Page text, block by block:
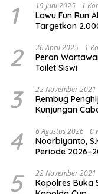
1 19 Juni 2025 1
Lawu Fun Run
Targetkan
2 26 April 2025 1
Peran
Toilet Siswi
3 22 November 2021
Rembug
Kunjungan
4 6 Agustus 2026 0
Noorbiyanto,
Periode
5 22 November 2021
Kapolres Buka